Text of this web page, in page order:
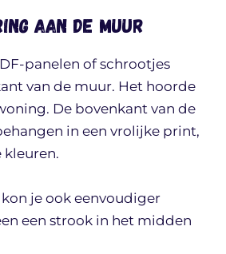
aan de muur
panelen of schrootjes
van de muur. Het hoorde
De bovenkant van de
in een vrolijke print,
kleuren.
je ook eenvoudiger
een strook in het midden